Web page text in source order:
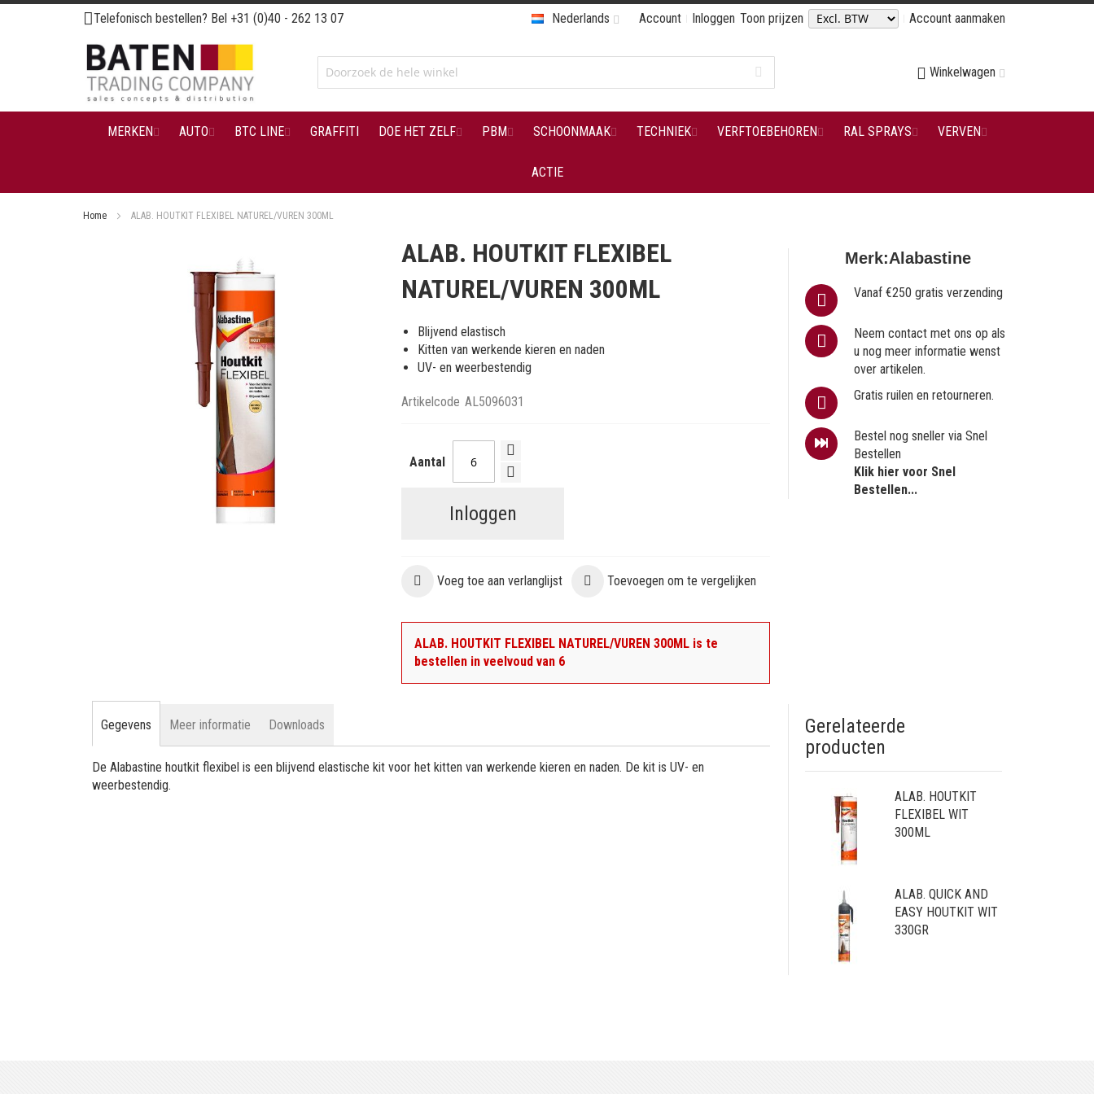
Ga
naar
de
inhoud
Telefonisch bestellen? Bel +31 (0)40 - 262 13 07 Account Inloggen Toon prijzen Account aanmaken
Nederlands
Winkelwagen
MERKEN AUTO BTC LINE GRAFFITI DOE HET ZELF PBM SCHOONMAAK TECHNIEK VERFTOEBEHOREN RAL SPRAYS VERVEN
ACTIE
Home ALAB. HOUTKIT FLEXIBEL NATUREL/VUREN 300ML
ALAB. HOUTKIT FLEXIBEL
NATUREL/VUREN 300ML
Blijvend elastisch
Kitten van werkende kieren en naden
UV- en weerbestendig
Artikelcode AL5096031
Aantal
Inloggen
Voeg toe aan verlanglijst Toevoegen om te vergelijken
ALAB. HOUTKIT FLEXIBEL NATUREL/VUREN 300ML is te
bestellen in veelvoud van 6
Merk:Alabastine
Vanaf €250 gratis verzending
Neem contact met ons op als
u nog meer informatie wenst
over artikelen.
Gratis ruilen en retourneren.
Bestel nog sneller via Snel
Bestellen
Klik hier voor Snel
Bestellen...
Gegevens
De Alabastine houtkit flexibel is een blijvend elastische kit voor het kitten van werkende kieren en naden. De kit is UV- en
weerbestendig.
Meer informatie Downloads
Gerelateerde
producten
ALAB. HOUTKIT
FLEXIBEL WIT
300ML
ALAB. QUICK AND
EASY HOUTKIT WIT
330GR